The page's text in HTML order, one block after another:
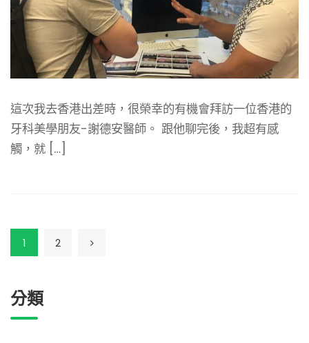
這次我去香港出差時，很榮幸的有機會拜訪一位香港的
牙科美學朋友-謝德安醫師。 跟他聊完後，我超有感
觸，就 […]
1 2
分類